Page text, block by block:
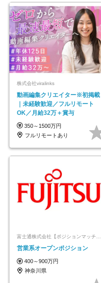
株式会社viralinks
動画編集クリエイター※初掲載
｜未経験歓迎／フルリモート
OK／月給32万＋賞与
350～1500万円
フルリモートあり
富士通株式会社【ポジションマッチ登録】
営業系オープンポジション
400～900万円
神奈川県